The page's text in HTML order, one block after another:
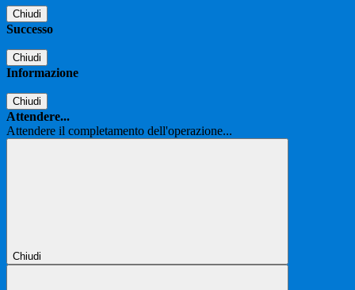
Chiudi
Successo
Chiudi
Informazione
Chiudi
Attendere...
Attendere il completamento dell'operazione...
Chiudi